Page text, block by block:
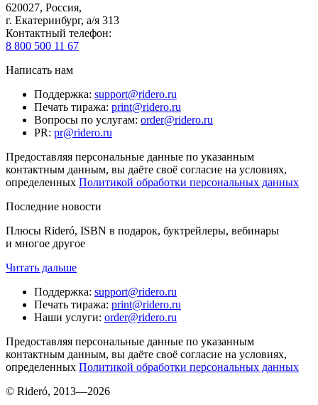
620027, Россия,
г. Екатеринбург, а/я 313
Контактный телефон:
8 800 500 11 67
Написать нам
Поддержка: support@ridero.ru
Печать тиража: print@ridero.ru
Вопросы по услугам: order@ridero.ru
PR: pr@ridero.ru
Предоставляя персональные данные по указанным
контактным данным, вы даёте своё согласие на условиях,
определенных Политикой обработки персональных данных
Последние новости
Плюсы Rideró, ISBN в подарок, буктрейлеры, вебинары
и многое другое
Читать дальше
Поддержка: support@ridero.ru
Печать тиража: print@ridero.ru
Наши услуги: order@ridero.ru
Предоставляя персональные данные по указанным
контактным данным, вы даёте своё согласие на условиях,
определенных Политикой обработки персональных данных
© Rideró, 2013—2026